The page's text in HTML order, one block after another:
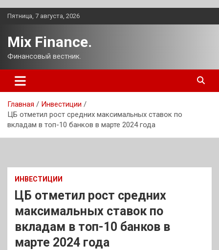
Перейти
Пятница, 7 августа, 2026
Mix Finance.
Финансовый вестник.
Главная
Инвестиции
ЦБ отметил рост средних максимальных ставок по
вкладам в топ-10 банков в марте 2024 года
ИНВЕСТИЦИИ
ЦБ отметил рост средних
максимальных ставок по
вкладам в топ-10 банков в
марте 2024 года